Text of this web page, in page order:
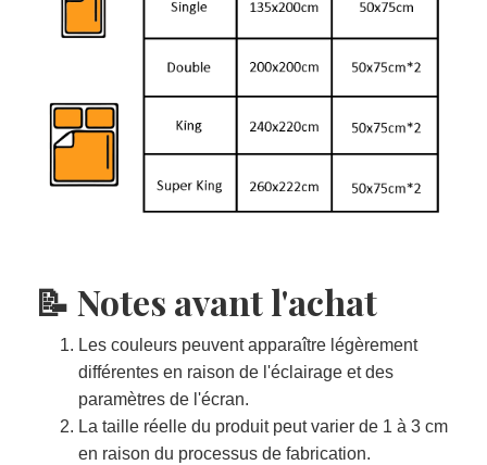
📝 Notes avant l'achat
Les couleurs peuvent apparaître légèrement
différentes en raison de l'éclairage et des
paramètres de l'écran.
La taille réelle du produit peut varier de 1 à 3 cm
en raison du processus de fabrication.